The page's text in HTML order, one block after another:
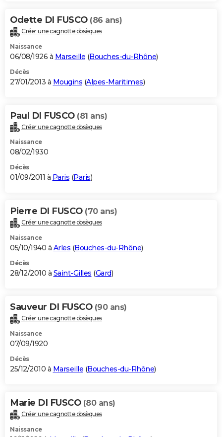
Odette DI FUSCO (86 ans)
Créer une cagnotte obsèques
Naissance
06/08/1926 à Marseille (Bouches-du-Rhône)
Décès
27/01/2013 à Mougins (Alpes-Maritimes)
Paul DI FUSCO (81 ans)
Créer une cagnotte obsèques
Naissance
08/02/1930
Décès
01/09/2011 à Paris (Paris)
Pierre DI FUSCO (70 ans)
Créer une cagnotte obsèques
Naissance
05/10/1940 à Arles (Bouches-du-Rhône)
Décès
28/12/2010 à Saint-Gilles (Gard)
Sauveur DI FUSCO (90 ans)
Créer une cagnotte obsèques
Naissance
07/09/1920
Décès
25/12/2010 à Marseille (Bouches-du-Rhône)
Marie DI FUSCO (80 ans)
Créer une cagnotte obsèques
Naissance